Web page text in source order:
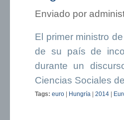
Enviado por
El primer ministro
de su país de
durante un
Ciencias Sociales
Tags: euro Hungría 2014